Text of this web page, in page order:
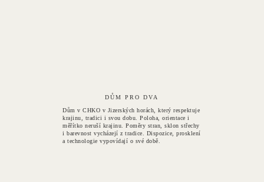
DŮM PRO DVA
Dům v CHKO v Jizerských horách, který respektuje
krajinu, tradici i svou dobu. Poloha, orientace i
měřítko neruší krajinu. Poměry stran, sklon střechy
i barevnost vycházejí z tradice. Dispozice, prosklení
a technologie vypovídají o své době.